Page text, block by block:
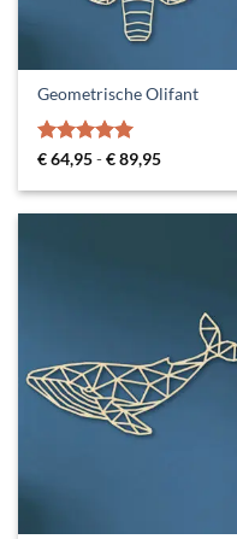
Geometrische Olifant
Gewaardeerd
€64,95-€89,95Prijsklasse:
tot